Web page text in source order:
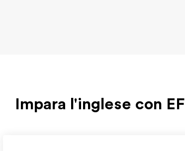
Impara l'inglese con EF